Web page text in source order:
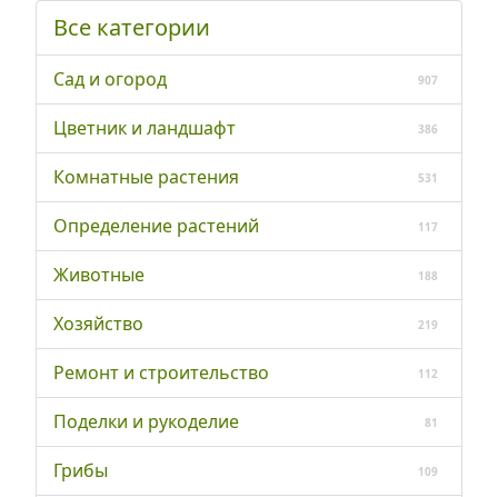
Все категории
Сад и огород 907
Цветник и ландшафт 386
Комнатные растения 531
Определение растений 117
Животные 188
Хозяйство 219
Ремонт и строительство 112
Поделки и рукоделие 81
Грибы 109